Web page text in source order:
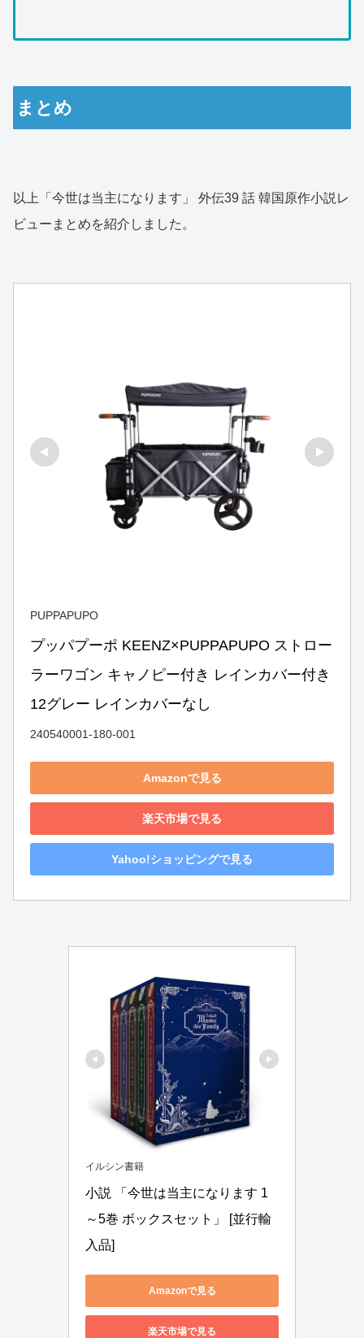
まとめ
以上「今世は当主になります」 外伝39 話 韓国原作小説レ
ビューまとめを紹介しました。
PUPPAPUPO
プッパプーポ KEENZ×PUPPAPUPO ストロー
ラーワゴン キャノピー付き レインカバー付き
12グレー レインカバーなし
240540001-180-001
Amazonで見る
楽天市場で見る
Yahoo!ショッピングで見る
イルシン書籍
小説 「今世は当主になります 1
～5巻 ボックスセット」 [並行輸
入品]
Amazonで見る
楽天市場で見る